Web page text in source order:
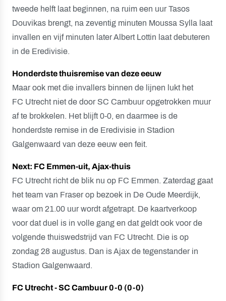
tweede helft laat beginnen, na ruim een uur Tasos
Douvikas brengt, na zeventig minuten Moussa Sylla laat
invallen en vijf minuten later Albert Lottin laat debuteren
in de Eredivisie.
Honderdste thuisremise van deze eeuw
Maar ook met die invallers binnen de lijnen lukt het
FC Utrecht niet de door SC Cambuur opgetrokken muur
af te brokkelen. Het blijft 0-0, en daarmee is de
honderdste remise in de Eredivisie in Stadion
Galgenwaard van deze eeuw een feit.
Next: FC Emmen-uit, Ajax-thuis
FC Utrecht richt de blik nu op FC Emmen. Zaterdag gaat
het team van Fraser op bezoek in De Oude Meerdijk,
waar om 21.00 uur wordt afgetrapt. De kaartverkoop
voor dat duel is in volle gang en dat geldt ook voor de
volgende thuiswedstrijd van FC Utrecht. Die is op
zondag 28 augustus. Dan is Ajax de tegenstander in
Stadion Galgenwaard.
FC Utrecht - SC Cambuur 0-0 (0-0)